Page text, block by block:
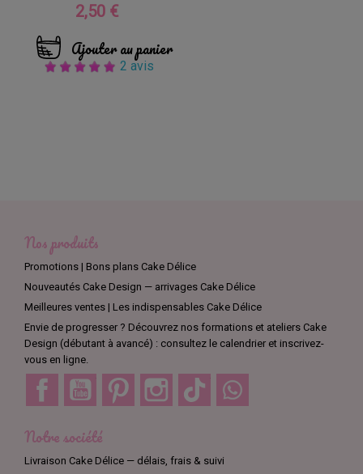
Prix
2,50 €
Ajouter au panier
2 avis
Nos produits
Promotions | Bons plans Cake Délice
Nouveautés Cake Design — arrivages Cake Délice
Meilleures ventes | Les indispensables Cake Délice
Envie de progresser ? Découvrez nos formations et ateliers Cake
Design (débutant à avancé) : consultez le calendrier et inscrivez-
vous en ligne.
Facebook YouTube Pinterest Instagram TikTok
Notre société
Livraison Cake Délice — délais, frais & suivi